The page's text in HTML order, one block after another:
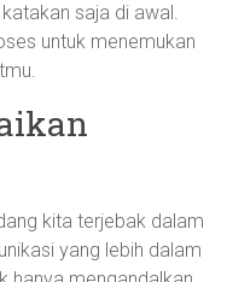
saja di awal.
untuk menemukan
kita terjebak dalam
yang lebih dalam